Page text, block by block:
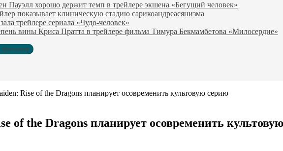
Пауэлл хорошо держит темп в трейлере экшена «Бегущий человек»
показывает клиническую стадию сарикоандреасянизма
трейлере сериала «Чудо-человек»
вины Криса Пратта в трейлере фильма Тимура Бекмамбетова «Милосердие»
фильмов
Rise of the Dragons планирует осовременить культовую серию
of the Dragons планирует осовременить